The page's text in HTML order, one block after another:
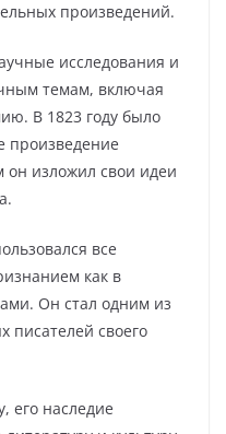
произведений.
исследования и
темам, включая
В 1823 году было
произведение
он изложил свои идеи
все
как в
Он стал одним из
писателей своего
его наследие